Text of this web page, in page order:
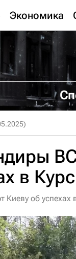
Экономика
в
об успехах